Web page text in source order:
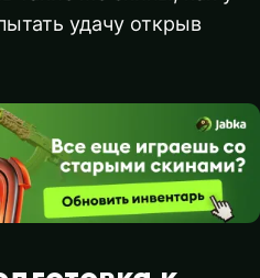
удачу открыв